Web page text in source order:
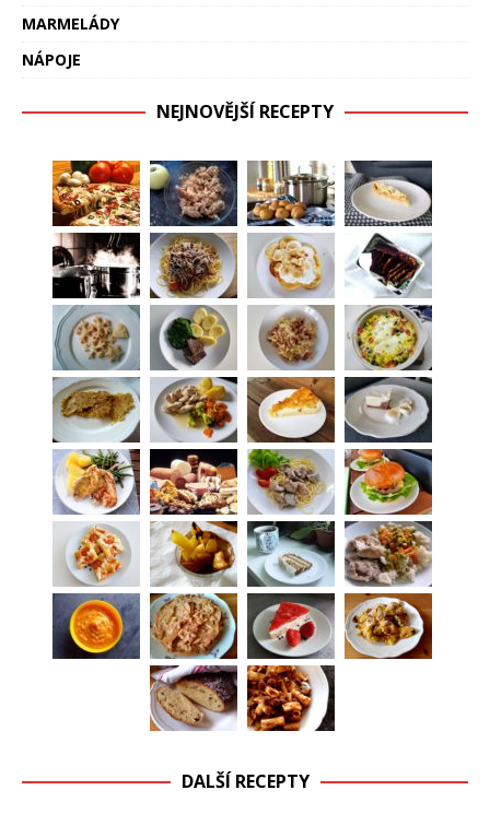
MARMELÁDY
NÁPOJE
NEJNOVĚJŠÍ RECEPTY
DALŠÍ RECEPTY